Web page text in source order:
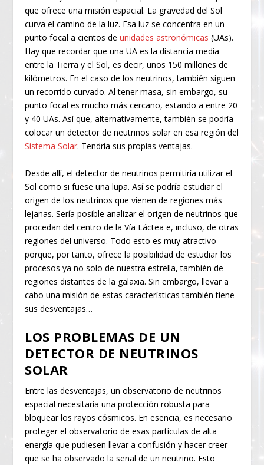
que ofrece una misión espacial. La gravedad del Sol
curva el camino de la luz. Esa luz se concentra en un
punto focal a cientos deunidades astronómicas (UAs).
Hay que recordar que una UA es la distancia media
entre la Tierra y el Sol, es decir, unos 150 millones de
kilómetros. En el caso de los neutrinos, también siguen
un recorrido curvado. Al tener masa, sin embargo, su
punto focal es mucho más cercano, estando a entre 20
y 40 UAs. Así que, alternativamente, también se podría
colocar un detector de neutrinos solar en esa región del
Sistema Solar. Tendría sus propias ventajas.
Desde allí, el detector de neutrinos permitiría utilizar el
Sol como si fuese una lupa. Así se podría estudiar el
origen de los neutrinos que vienen de regiones más
lejanas. Sería posible analizar el origen de neutrinos que
procedan del centro de la Vía Láctea e, incluso, de otras
regiones del universo. Todo esto es muy atractivo
porque, por tanto, ofrece la posibilidad de estudiar los
procesos ya no solo de nuestra estrella, también de
regiones distantes de la galaxia. Sin embargo, llevar a
cabo una misión de estas características también tiene
sus desventajas…
LOS PROBLEMAS DE UN
DETECTOR DE NEUTRINOS
SOLAR
Entre las desventajas, un observatorio de neutrinos
espacial necesitaría una protección robusta para
bloquear los rayos cósmicos. En esencia, es necesario
proteger el observatorio de esas partículas de alta
energía que pudiesen llevar a confusión y hacer creer
que se ha observado la señal de un neutrino. Esto